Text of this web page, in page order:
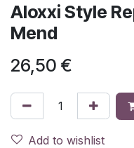
Aloxxi Style
Mend
26,50 €
Add to wishlist